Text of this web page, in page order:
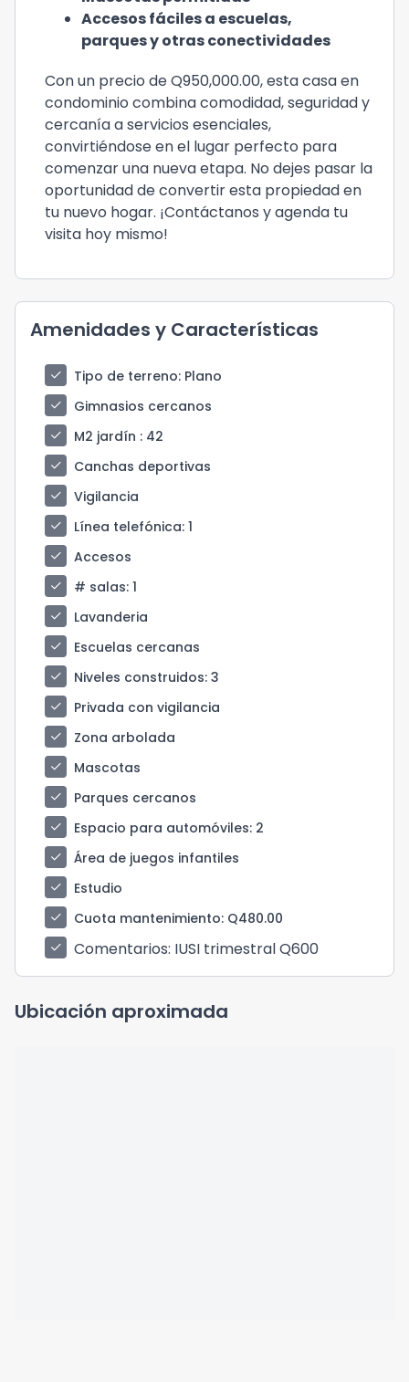
Accesos fáciles a escuelas,
parques y otras conectividades
Con un precio de Q950,000.00, esta casa en
condominio combina comodidad, seguridad y
cercanía a servicios esenciales,
convirtiéndose en el lugar perfecto para
comenzar una nueva etapa. No dejes pasar la
oportunidad de convertir esta propiedad en
tu nuevo hogar. ¡Contáctanos y agenda tu
visita hoy mismo!
Amenidades y Características
check Tipo de terreno: Plano
check
Gimnasios cercanos
check
M2 jardín : 42
check
Canchas deportivas
check
Vigilancia
check
Línea telefónica: 1
check
Accesos
check
# salas: 1
check
Lavanderia
check
Escuelas cercanas
check
Niveles construidos: 3
check
Privada con vigilancia
check
Zona arbolada
check
Mascotas
check
Parques cercanos
check
Espacio para automóviles: 2
check
Área de juegos infantiles
check
Estudio
check
Cuota mantenimiento: Q480.00
check
Comentarios: IUSI trimestral Q600
Ubicación aproximada